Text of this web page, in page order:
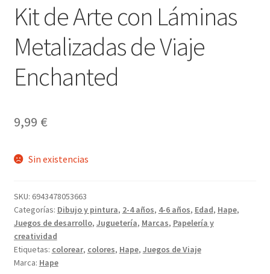
Kit de Arte con Láminas
Metalizadas de Viaje
Enchanted
9,99 €
Sin existencias
SKU: 6943478053663
Categorías: Dibujo y pintura, 2-4 años, 4-6 años, Edad, Hape,
Juegos de desarrollo, Juguetería, Marcas, Papelería y
creatividad
Etiquetas: colorear, colores, Hape, Juegos de Viaje
Marca: Hape